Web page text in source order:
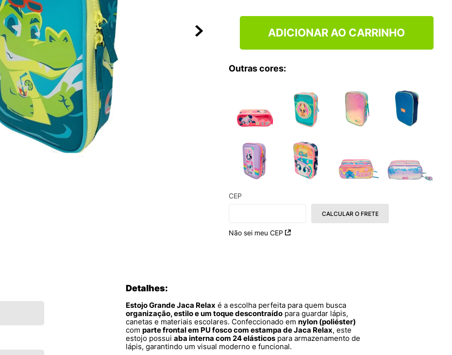
ADICIONAR AO CARRINHO
Outras cores:
CEP
Não sei meu CEP
CALCULAR O FRETE
Detalhes:
Estojo Grande Jaca Relax é a escolha perfeita para quem busca
organização, estilo e um toque descontraído para guardar lápis,
canetas e materiais escolares. Confeccionado em nylon (poliéster)
com parte frontal em PU fosco com estampa de Jaca Relax, este
estojo possui aba interna com 24 elásticos para armazenamento de
lápis, garantindo um visual moderno e funcional.